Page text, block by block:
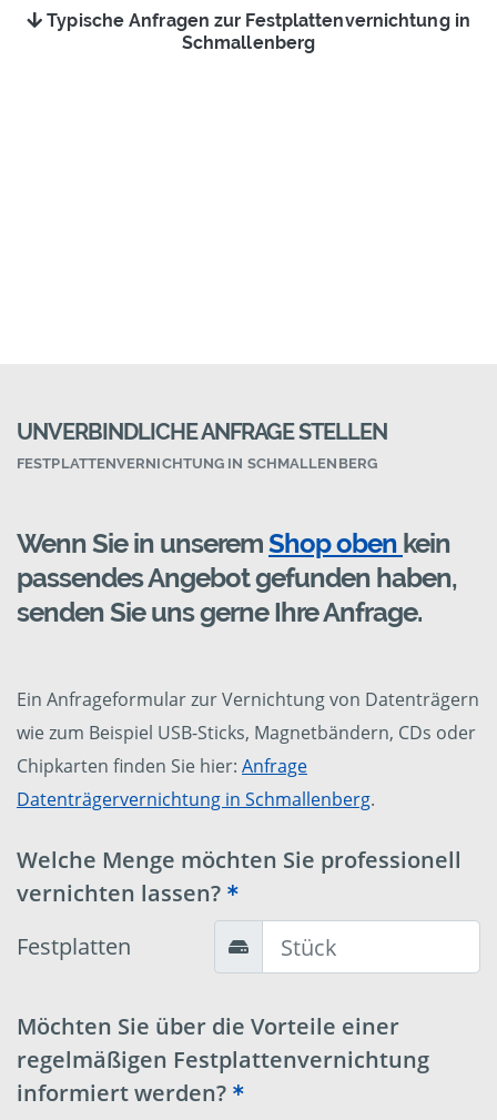
Typische Anfragen zur Festplattenvernichtung in
Schmallenberg
UNVERBINDLICHE ANFRAGE STELLEN
FESTPLATTENVERNICHTUNG IN SCHMALLENBERG
Wenn Sie in unseremShop oben kein
passendes Angebot gefunden haben,
senden Sie uns gerne Ihre Anfrage.
Ein Anfrageformular zur Vernichtung von Datenträgern
wie zum Beispiel USB-Sticks, Magnetbändern, CDs oder
Chipkarten finden Sie hier: Anfrage
Datenträgervernichtung in Schmallenberg.
Welche Menge möchten Sie professionell
vernichten lassen?
Festplatten
Möchten Sie über die Vorteile einer
regelmäßigen Festplattenvernichtung
informiert werden?